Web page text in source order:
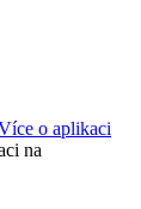
o aplikaci
na